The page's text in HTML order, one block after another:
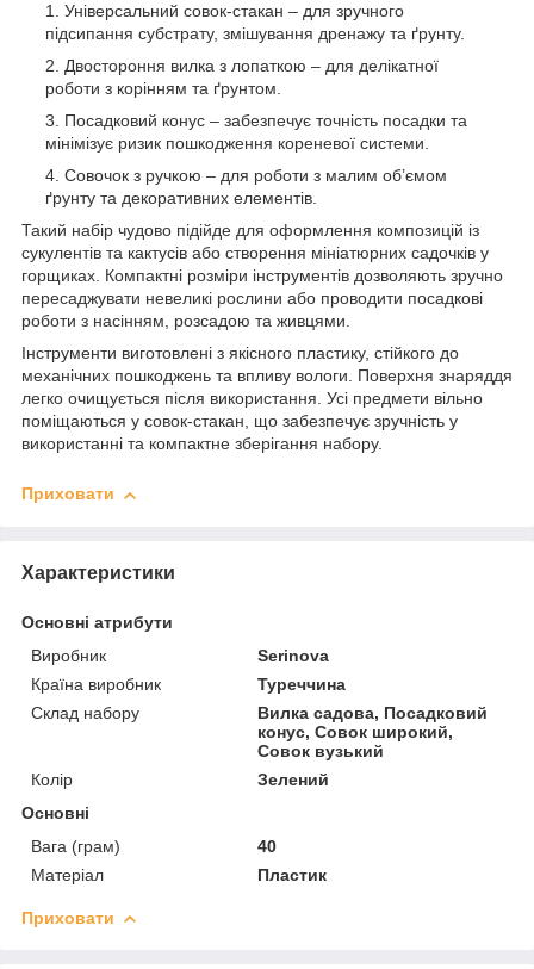
Універсальний совок-стакан – для зручного
підсипання субстрату, змішування дренажу та ґрунту.
Двостороння вилка з лопаткою – для делікатної
роботи з корінням та ґрунтом.
Посадковий конус – забезпечує точність посадки та
мінімізує ризик пошкодження кореневої системи.
Совочок з ручкою – для роботи з малим об’ємом
ґрунту та декоративних елементів.
Такий набір чудово підійде для оформлення композицій із
сукулентів та кактусів або створення мініатюрних садочків у
горщиках. Компактні розміри інструментів дозволяють зручно
пересаджувати невеликі рослини або проводити посадкові
роботи з насінням, розсадою та живцями.
Інструменти виготовлені з якісного пластику, стійкого до
механічних пошкоджень та впливу вологи. Поверхня знаряддя
легко очищується після використання. Усі предмети вільно
поміщаються у совок-стакан, що забезпечує зручність у
використанні та компактне зберігання набору.
Приховати
Характеристики
Основні атрибути
Виробник
Serinova
Країна виробник
Туреччина
Склад набору
Вилка садова, Посадковий
конус, Совок широкий,
Совок вузький
Колір
Зелений
Основні
Вага (грам)
40
Матеріал
Пластик
Приховати